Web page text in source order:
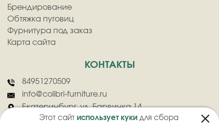
Этот сайт использует куки для сбора
Брендирование
Обтяжка пуговиц
Фурнитура под заказ
Карта сайта
КОНТАКТЫ
84951270509
info@colibri-furniture.ru
Екатеринбург, ул. Барвинка 14